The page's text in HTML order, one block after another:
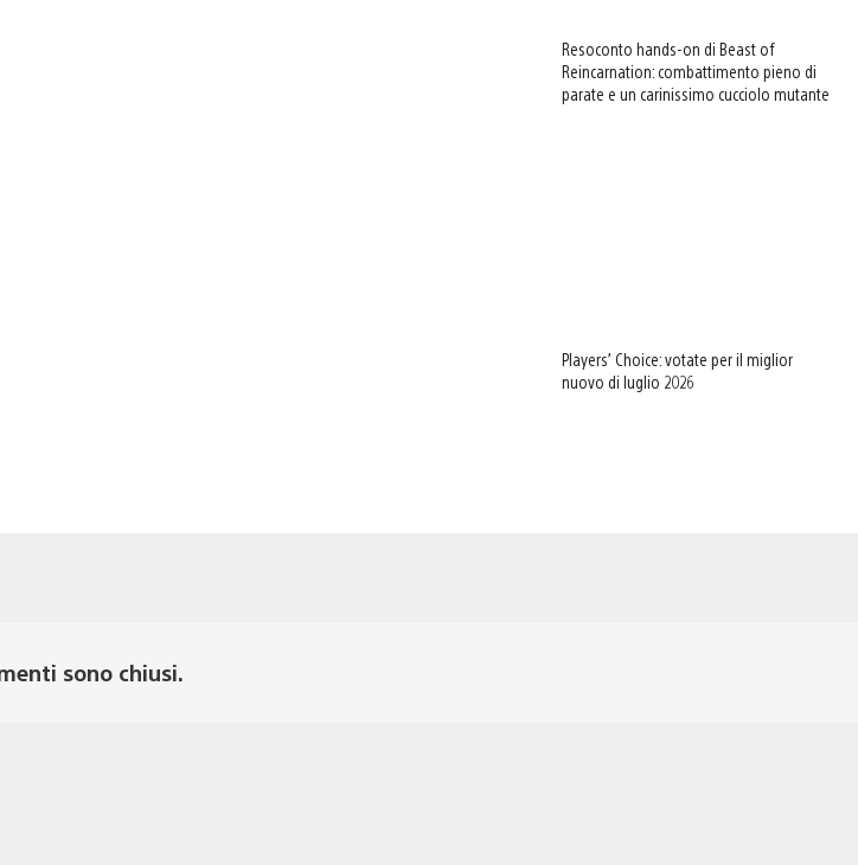
Resoconto hands-on di Beast of
Reincarnation: combattimento pieno di
parate e un carinissimo cucciolo mutante
Players’ Choice: votate per il miglior
nuovo di luglio 2026
sono chiusi.